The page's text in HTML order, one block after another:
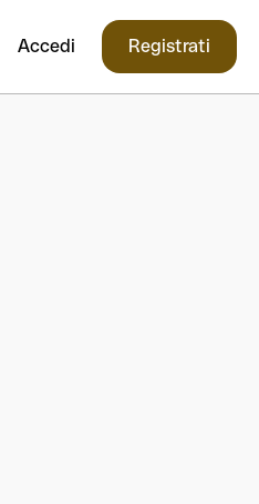
Accedi Registrati